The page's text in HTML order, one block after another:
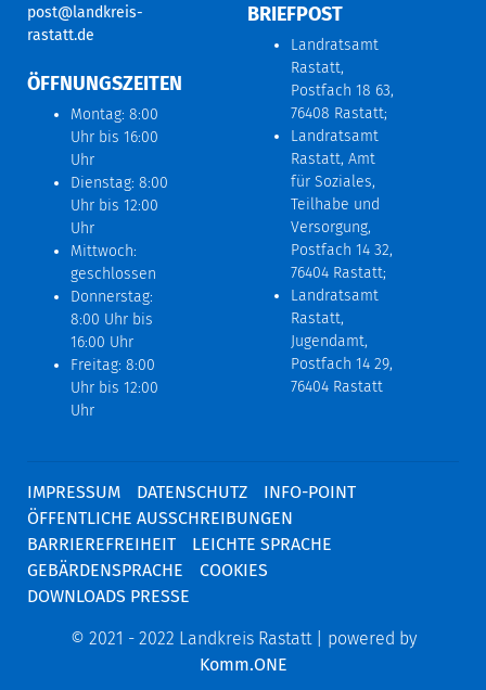
post@landkreis-
rastatt.de
ÖFFNUNGSZEITEN
Montag: 8:00
Uhr bis 16:00
Uhr
Dienstag: 8:00
Uhr bis 12:00
Uhr
Mittwoch:
geschlossen
Donnerstag:
8:00 Uhr bis
16:00 Uhr
Freitag: 8:00
Uhr bis 12:00
Uhr
BRIEFPOST
Landratsamt
Rastatt,
Postfach 18 63,
76408 Rastatt;
Landratsamt
Rastatt, Amt
für Soziales,
Teilhabe und
Versorgung,
Postfach 14 32,
76404 Rastatt;
Landratsamt
Rastatt,
Jugendamt,
Postfach 14 29,
76404 Rastatt
IMPRESSUM DATENSCHUTZ
INFO-POINT
ÖFFENTLICHE AUSSCHREIBUNGEN
BARRIEREFREIHEIT
LEICHTE SPRACHE
GEBÄRDENSPRACHE
COOKIES
DOWNLOADS PRESSE
© 2021 - 2022 Landkreis Rastatt | powered by
Komm.ONE